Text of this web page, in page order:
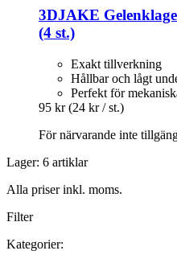
3DJAKE
(4 st.)
Exakt tillverkning
Hållbar och lågt
Perfekt för
95 kr (24 kr / st.)
För närvarande inte
Lager: 6 artiklar
Alla priser inkl. moms.
Filter
Kategorier: